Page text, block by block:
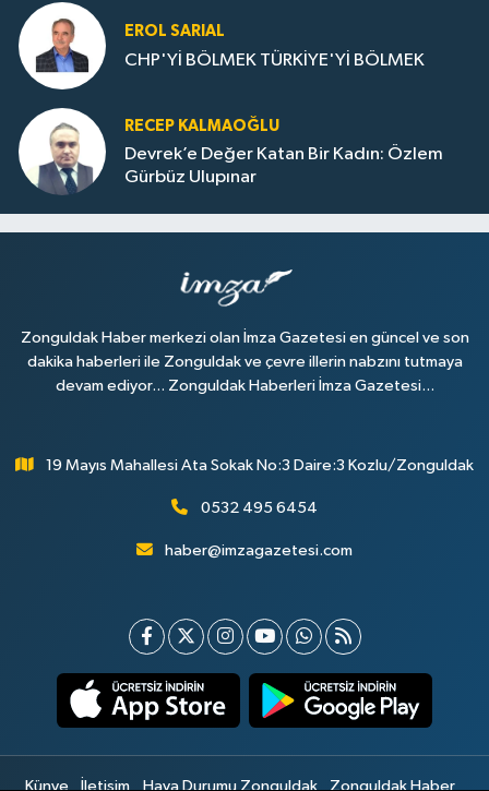
EROL SARIAL
CHP'Yİ BÖLMEK TÜRKİYE'Yİ BÖLMEK
RECEP KALMAOĞLU
Devrek’e Değer Katan Bir Kadın: Özlem
Gürbüz Ulupınar
Zonguldak Haber merkezi olan İmza Gazetesi en güncel ve son
dakika haberleri ile Zonguldak ve çevre illerin nabzını tutmaya
devam ediyor... Zonguldak Haberleri İmza Gazetesi...
19 Mayıs Mahallesi Ata Sokak No:3 Daire:3 Kozlu/Zonguldak
0532 495 6454
haber@imzagazetesi.com
Künye İletişim Hava Durumu Zonguldak Zonguldak Haber